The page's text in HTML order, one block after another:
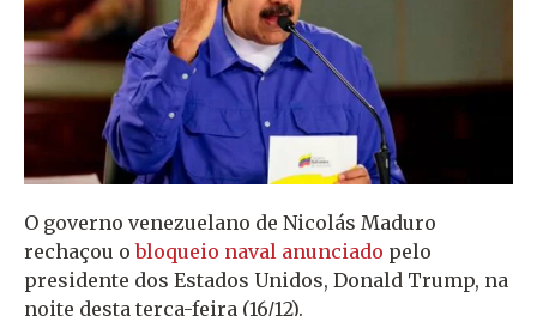
O governo venezuelano de Nicolás Maduro
rechaçou obloqueio naval anunciado pelo
presidente dos Estados Unidos, Donald Trump, na
noite desta terça-feira (16/12).